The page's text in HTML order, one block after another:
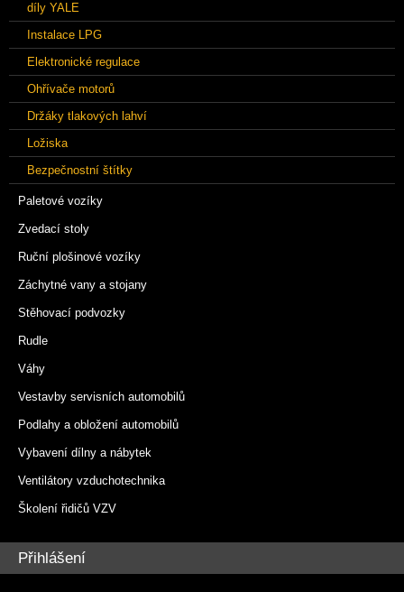
díly YALE
Instalace LPG
Elektronické regulace
Ohřívače motorů
Držáky tlakových lahví
Ložiska
Bezpečnostní štítky
Paletové vozíky
Zvedací stoly
Ruční plošinové vozíky
Záchytné vany a stojany
Stěhovací podvozky
Rudle
Váhy
Vestavby servisních automobilů
Podlahy a obložení automobilů
Vybavení dílny a nábytek
Ventilátory vzduchotechnika
Školení řidičů VZV
Přihlášení